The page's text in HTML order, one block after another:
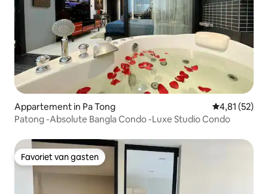
Appartement in Pa Tong Gemiddelde
4,81 (52)
Patong -Absolute Bangla Condo -Luxe Studio Condo
Favoriet van gasten
Favoriet van gasten